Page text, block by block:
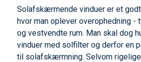
Solafskærmende vinduer er et
hvor man oplever overophedning -
og vestvendte rum. Man skal dog
vinduer med solfilter og derfor en
til solafskærmning. Selvom